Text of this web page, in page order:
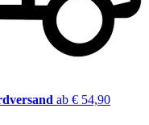
ab € 54,90